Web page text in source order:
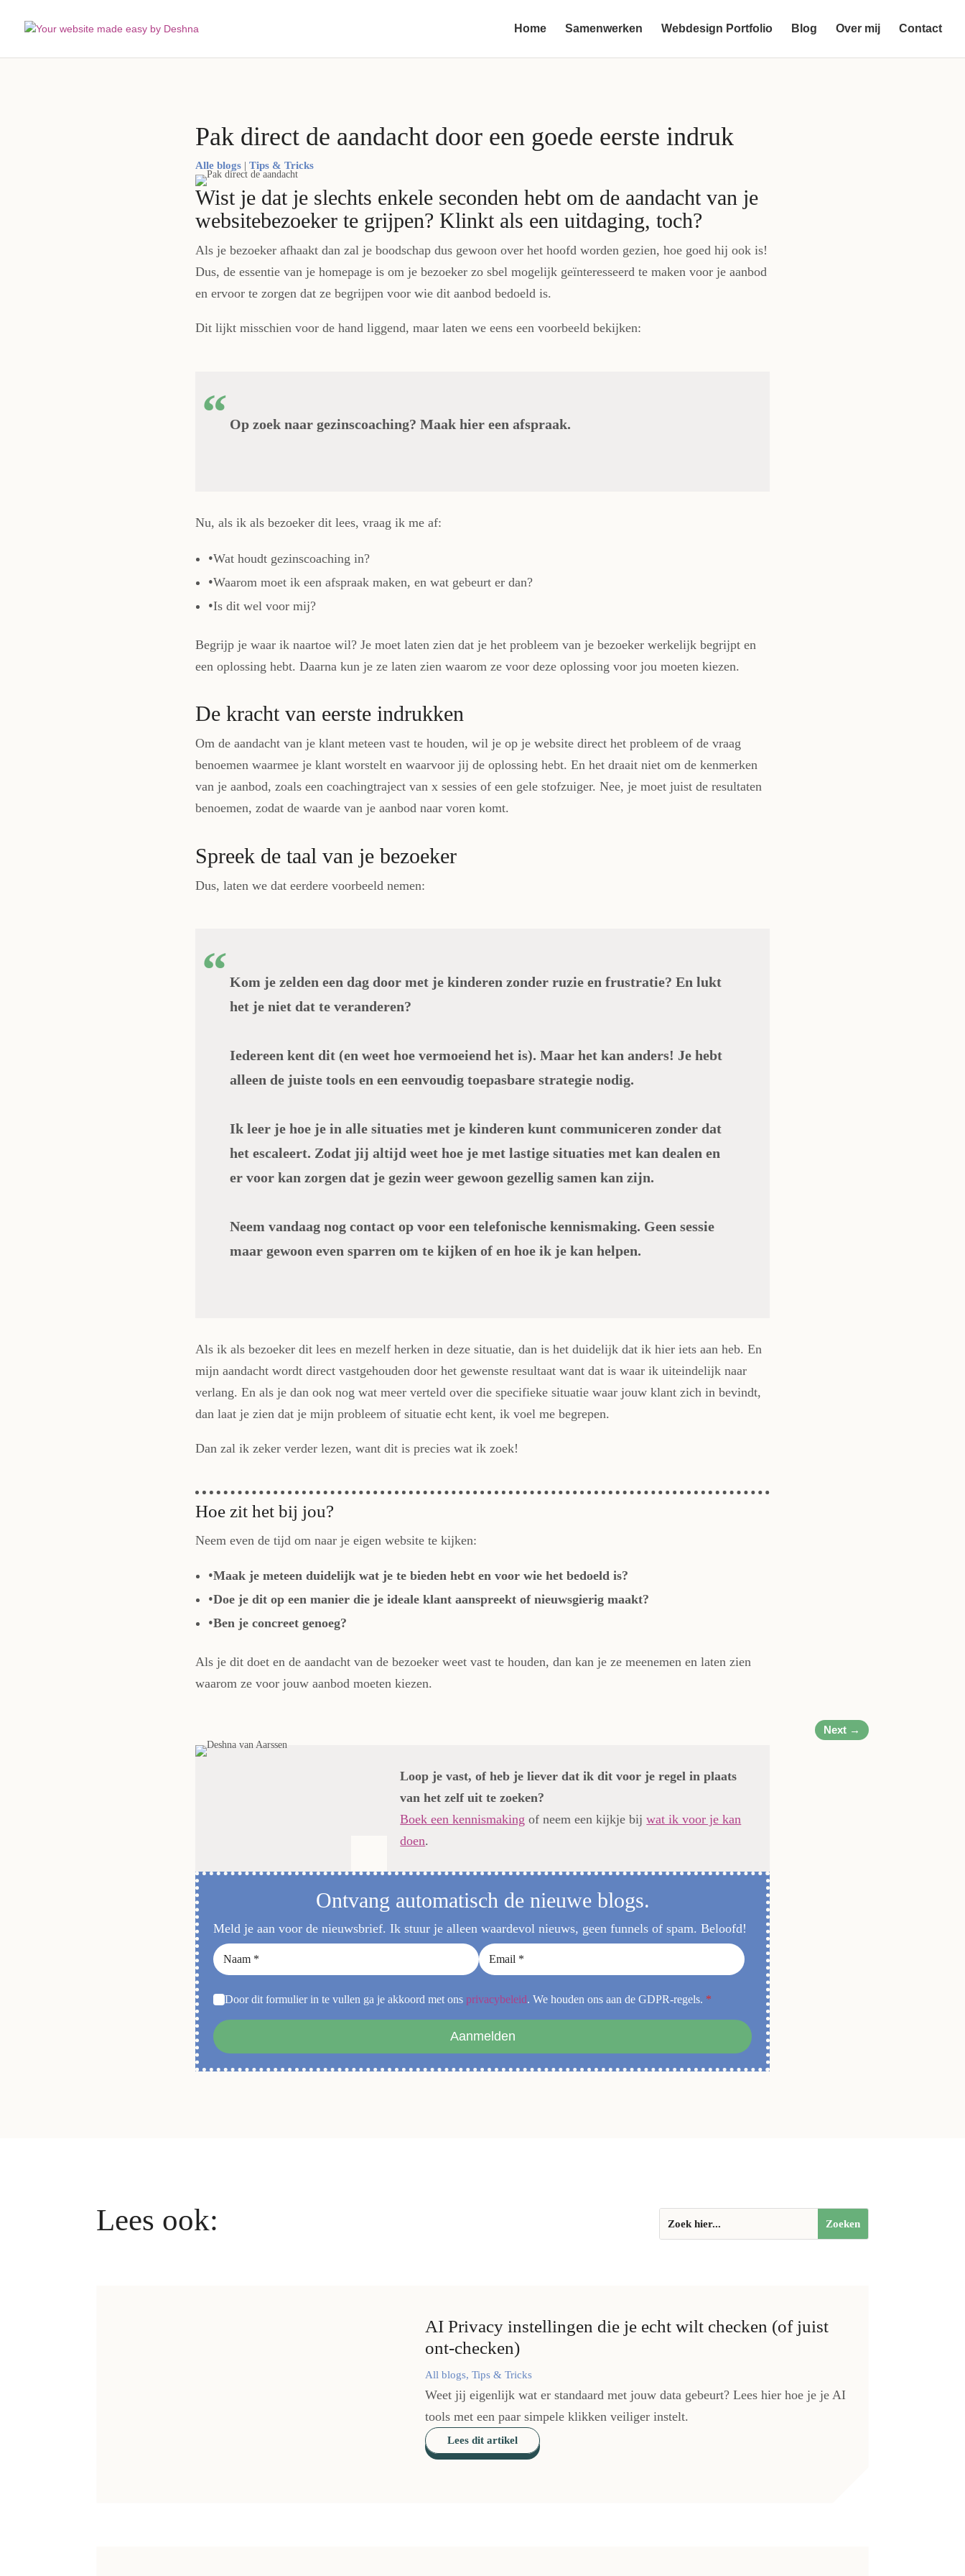
Home Samenwerken Webdesign Portfolio Blog Over mij Contact
Pak direct de aandacht door een goede eerste indruk
Alle blogs | Tips & Tricks
Wist je dat je slechts enkele seconden hebt om de aandacht van je
websitebezoeker te grijpen? Klinkt als een uitdaging, toch?
Als je bezoeker afhaakt dan zal je boodschap dus gewoon over het hoofd worden gezien, hoe goed hij ook is!
Dus, de essentie van je homepage is om je bezoeker zo sbel mogelijk geïnteresseerd te maken voor je aanbod
en ervoor te zorgen dat ze begrijpen voor wie dit aanbod bedoeld is.
Dit lijkt misschien voor de hand liggend, maar laten we eens een voorbeeld bekijken:
Op zoek naar gezinscoaching? Maak hier een afspraak.
Nu, als ik als bezoeker dit lees, vraag ik me af:
Wat houdt gezinscoaching in?
Waarom moet ik een afspraak maken, en wat gebeurt er dan?
Is dit wel voor mij?
Begrijp je waar ik naartoe wil? Je moet laten zien dat je het probleem van je bezoeker werkelijk begrijpt en
een oplossing hebt. Daarna kun je ze laten zien waarom ze voor deze oplossing voor jou moeten kiezen.
De kracht van eerste indrukken
Om de aandacht van je klant meteen vast te houden, wil je op je website direct het probleem of de vraag
benoemen waarmee je klant worstelt en waarvoor jij de oplossing hebt. En het draait niet om de kenmerken
van je aanbod, zoals een coachingtraject van x sessies of een gele stofzuiger. Nee, je moet juist de resultaten
benoemen, zodat de waarde van je aanbod naar voren komt.
Spreek de taal van je bezoeker
Dus, laten we dat eerdere voorbeeld nemen:
Kom je zelden een dag door met je kinderen zonder ruzie en frustratie? En lukt
het je niet dat te veranderen?
Iedereen kent dit (en weet hoe vermoeiend het is). Maar het kan anders! Je hebt
alleen de juiste tools en een eenvoudig toepasbare strategie nodig.
Ik leer je hoe je in alle situaties met je kinderen kunt communiceren zonder dat
het escaleert. Zodat jij altijd weet hoe je met lastige situaties met kan dealen en
er voor kan zorgen dat je gezin weer gewoon gezellig samen kan zijn.
Neem vandaag nog contact op voor een telefonische kennismaking. Geen sessie
maar gewoon even sparren om te kijken of en hoe ik je kan helpen.
Als ik als bezoeker dit lees en mezelf herken in deze situatie, dan is het duidelijk dat ik hier iets aan heb. En
mijn aandacht wordt direct vastgehouden door het gewenste resultaat want dat is waar ik uiteindelijk naar
verlang. En als je dan ook nog wat meer verteld over die specifieke situatie waar jouw klant zich in bevindt,
dan laat je zien dat je mijn probleem of situatie echt kent, ik voel me begrepen.
Dan zal ik zeker verder lezen, want dit is precies wat ik zoek!
Hoe zit het bij jou?
Neem even de tijd om naar je eigen website te kijken:
Maak je meteen duidelijk wat je te bieden hebt en voor wie het bedoeld is?
Doe je dit op een manier die je ideale klant aanspreekt of nieuwsgierig maakt?
Ben je concreet genoeg?
Als je dit doet en de aandacht van de bezoeker weet vast te houden, dan kan je ze meenemen en laten zien
waarom ze voor jouw aanbod moeten kiezen.
Next→
Loop je vast, of heb je liever dat ik dit voor je regel in plaats
van het zelf uit te zoeken?
Boek een kennismaking of neem een kijkje bijwat ik voor je kan
doen.
Ontvang automatisch de nieuwe blogs.
Meld je aan voor de nieuwsbrief. Ik stuur je alleen waardevol nieuws, geen funnels of spam. Beloofd!
Door dit formulier in te vullen ga je akkoord met ons privacybeleid. We houden ons aan de GDPR-regels. *
Aanmelden
Lees ook:
AI Privacy instellingen die je echt wilt checken (of juist
ont-checken)
All blogs, Tips & Tricks
Weet jij eigenlijk wat er standaard met jouw data gebeurt? Lees hier hoe je je AI
tools met een paar simpele klikken veiliger instelt.
Lees dit artikel